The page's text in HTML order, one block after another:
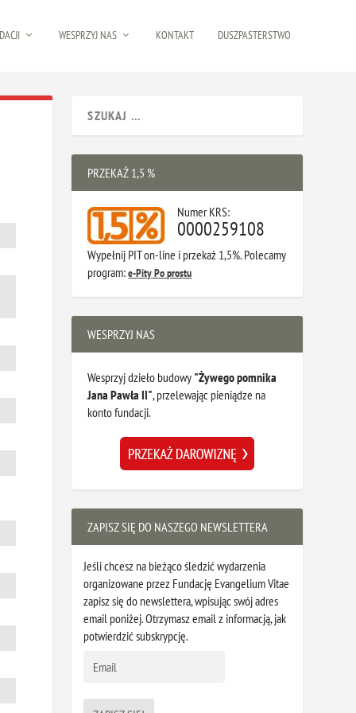
WESPRZYJ NAS KONTAKT DUSZPASTERSTWO
PRZEKAŻ 1,5 %
Numer KRS:
0000259108
Wypełnij PIT on-line i przekaż 1,5%. Polecamy
program:e-Pity Po prostu
WESPRZYJ NAS
Wesprzyj dzieło budowy "Żywego pomnika
Jana Pawła II", przelewając pieniądze na
konto fundacji.
ZAPISZ SIĘ DO NASZEGO NEWSLETTERA
Jeśli chcesz na bieżąco śledzić wydarzenia
organizowane przez Fundację Evangelium Vitae
zapisz się do newslettera, wpisując swój adres
email poniżej. Otrzymasz email z informacją, jak
potwierdzić subskrypcję.